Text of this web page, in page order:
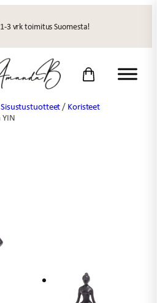
3 vrk toimitus Suomesta!
Sisustustuotteet/ Koristeet